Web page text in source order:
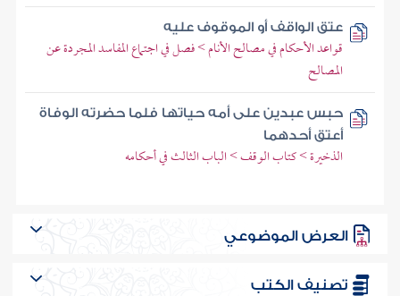
عتق الواقف أو الموقوف عليه
قواعد الأحكام في مصالح الأنام > فصل في اجتماع المفاسد المجردة عن
المصالح
حبس عبدين على أمه حياتها فلما حضرته الوفاة
أعتق أحدهما
الذخيرة > كتاب الوقف > الباب الثالث في أحكامه
العرض الموضوعي
تصنيف الكتب